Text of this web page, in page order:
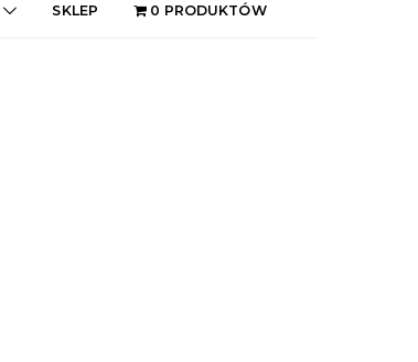
SKLEP 0 PRODUKTÓW